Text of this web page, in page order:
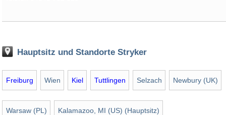
Hauptsitz und Standorte Stryker
Freiburg Wien Kiel Tuttlingen Selzach Newbury (UK)
Warsaw (PL) Kalamazoo, MI (US) (Hauptsitz)